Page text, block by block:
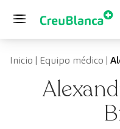
Inicio | Equipo médico |